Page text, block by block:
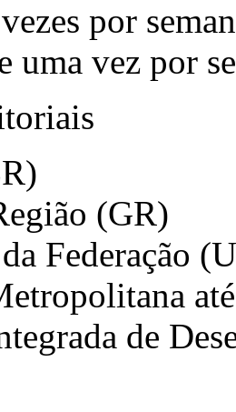
por
uma vez por
(GR)
Federação
de